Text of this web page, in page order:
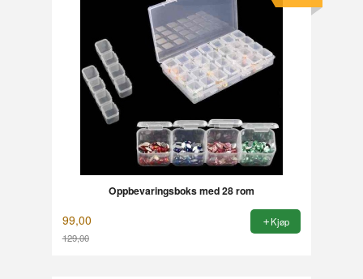
Oppbevaringsboks med 28 rom
99,00
129,00
Kjøp